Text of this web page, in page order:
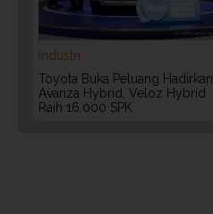
Industri
Toyota Buka Peluang Hadirkan
Avanza Hybrid, Veloz Hybrid
Raih 16.000 SPK